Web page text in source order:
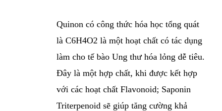
Quinon có công thức hóa học tổng quát
là C6H4O2 là một hoạt chất có tác dụng
làm cho tế bào Ung thư hóa lỏng dễ tiêu.
Đây là một hợp chất, khi được kết hợp
với các hoạt chất Flavonoid; Saponin
Triterpenoid sẽ giúp tăng cường khả